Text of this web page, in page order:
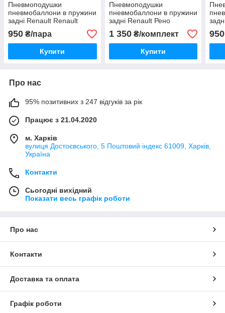
Пневмоподушки
пневмобаллони в пружини
задні Renault Renault
Safrane сафран
950 ₴/пара
Купити
Пневмоподушки
пневмобаллони в пружини
задні Renault Рено
Sandero Сандеро
1 350₴/комплект
Купити
950
Про нас
95% позитивних з 247 відгуків за рік
Працює з 21.04.2020
м. Харків
вулиця Достоєвського, 5 Поштовий індекс 61009, Харків,
Україна
Контакти
Сьогодні вихідний
Показати весь графік роботи
Про нас
Контакти
Доставка та оплата
Графік роботи